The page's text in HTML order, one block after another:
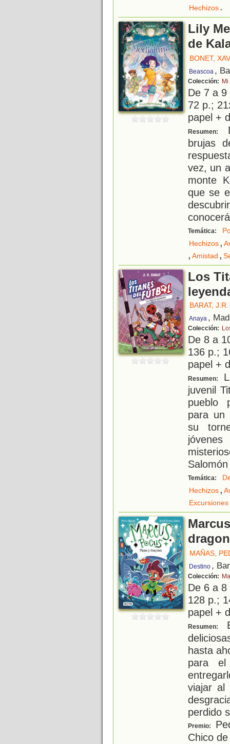
Hechizos.
Lily
de
BONET,
Beascoa ,
Colección:
De 7 a
72 p.;
papel +
Resumen:
brujas
vez, un
monte
que se
Temática:
Hechizos,
, Amistad ,
Los
BARAT, J.R.
Anaya ,
Colección:
De 8 a
136 p.;
papel +
Resumen:
juvenil
pueblo
para un
su
Temática:
Hechizos,
Excursiones
MAÑAS,
Destino ,
Colección:
De 6 a
128 p.;
papel +
Resumen:
hasta
para el
viajar al
perdido
Premio:
Chico